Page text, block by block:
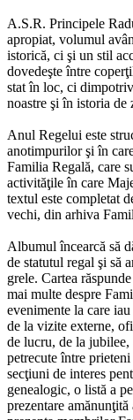
A.S.R. Principele
apropiat, volumul
istorică, ci şi un stil
dovedeşte între
stat în loc, ci
noastre şi în istoria
Anul Regelui este
anotimpurilor şi în
Familia Regală, care
activităţile în care
textul este completat
vechi, din arhiva
Albumul încearcă să
de statutul regal şi să
grele. Cartea
mai multe despre
evenimente la care
de la vizite externe,
de lucru, de la
petrecute între
secţiuni de interes
genealogic, o listă a
prezentare